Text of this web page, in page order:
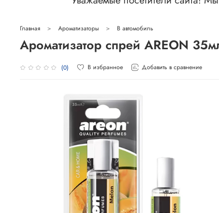
Главная Ароматизаторы В автомобиль
Ароматизатор спрей AREON
(0) В избранное Добавить в сравнение